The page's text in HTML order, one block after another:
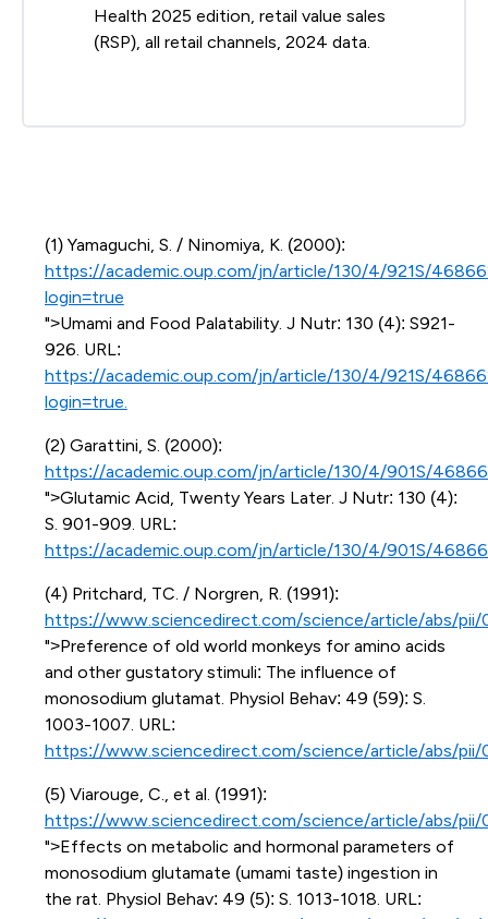
Health 2025 edition, retail value sales
(RSP), all retail channels, 2024 data.
(1) Yamaguchi, S. / Ninomiya, K. (2000):
https://academic.oup.com/jn/article/130/4/921S/
login=true
">Umami and Food Palatability. J Nutr: 130 (4): S921-
926. URL:
https://academic.oup.com/jn/article/130/4/921S/
login=true.
(2) Garattini, S. (2000):
https://academic.oup.com/jn/article/130/4/901S/
">Glutamic Acid, Twenty Years Later. J Nutr: 130 (4):
S. 901-909. URL:
https://academic.oup.com/jn/article/130/4/901S/
(4) Pritchard, TC. / Norgren, R. (1991):
https://www.sciencedirect.com/science/article/abs/pii/
">Preference of old world monkeys for amino acids
and other gustatory stimuli: The influence of
monosodium glutamat. Physiol Behav: 49 (59): S.
1003-1007. URL:
https://www.sciencedirect.com/science/article/abs/pii/
(5) Viarouge, C., et al. (1991):
https://www.sciencedirect.com/science/article/abs/pii/
">Effects on metabolic and hormonal parameters of
monosodium glutamate (umami taste) ingestion in
the rat. Physiol Behav: 49 (5): S. 1013-1018. URL: